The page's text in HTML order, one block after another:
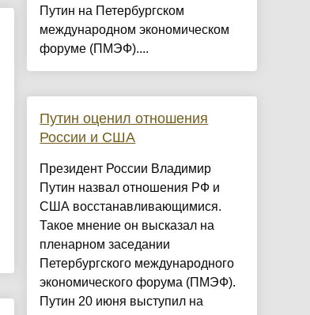
Путин на Петербургском
международном экономическом
форуме (ПМЭФ)....
Путин оценил отношения
России и США
Президент России Владимир
Путин назвал отношения РФ и
США восстанавливающимися.
Такое мнение он высказал на
пленарном заседании
Петербургского международного
экономического форума (ПМЭФ).
Путин 20 июня выступил на